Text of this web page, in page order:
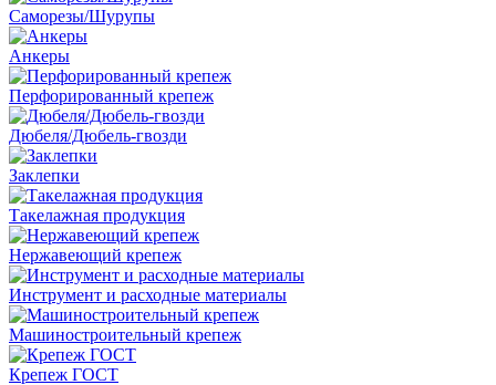
Саморезы/Шурупы
Анкеры
Перфорированный крепеж
Дюбеля/Дюбель-гвозди
Заклепки
Такелажная продукция
Нержавеющий крепеж
Инструмент и расходные материалы
Машиностроительный крепеж
Крепеж ГОСТ